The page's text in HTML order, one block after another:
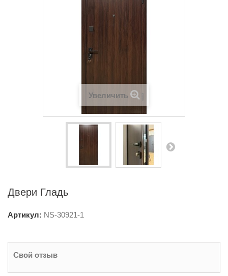
Увеличить
Двери Гладь
Артикул: NS-30921-1
Свой отзыв